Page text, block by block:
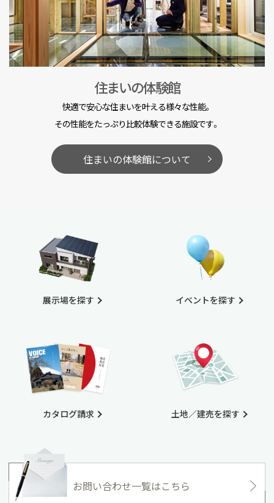
住まいの体験館
快適で安心な住まいを叶える様々な性能。
その性能をたっぷり比較体験できる施設です。
住まいの体験館について
展示場を探す
カタログ請求
イベントを探す
土地／建売を探す
お問い合わせ一覧はこちら